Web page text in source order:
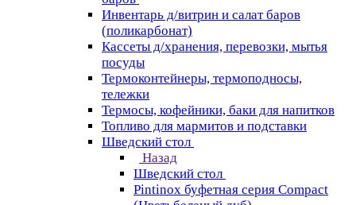
Инвентарь д/витрин и салат баров
(поликарбонат)
Кассеты д/хранения, перевозки, мытья
посуды
Термоконтейнеры, термоподносы,
тележки
Термосы, кофейники, баки для напитков
Топливо для мармитов и подставки
Шведский стол
Назад
Шведский стол
Pintinox буфетная серия Compact